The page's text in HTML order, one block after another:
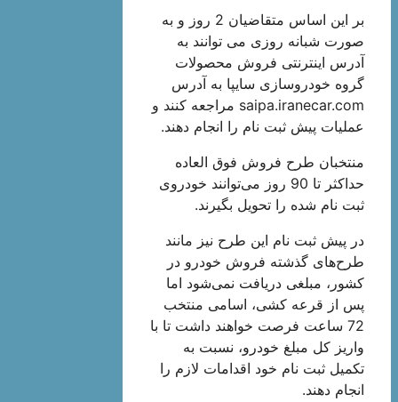
بر این اساس متقاضیان 2 روز و به
صورت شبانه روزی می توانند به
آدرس اینترنتی فروش محصولات
گروه خودروسازی سایپا به آدرس
saipa.iranecar.com مراجعه کنند و
عملیات پیش ثبت نام را انجام دهند.
منتخبان طرح فروش فوق العاده
حداکثر تا 90 روز می‌توانند خودروی
ثبت نام شده را تحویل بگیرند.
در پیش ثبت نام این طرح نیز مانند
طرح‌های گذشته فروش خودرو در
کشور، مبلغی دریافت نمی‌شود اما
پس از قرعه کشی، اسامی منتخب
72 ساعت فرصت خواهند داشت تا با
واریز کل مبلغ خودرو، نسبت به
تکمیل ثبت نام خود اقدامات لازم را
انجام دهند.